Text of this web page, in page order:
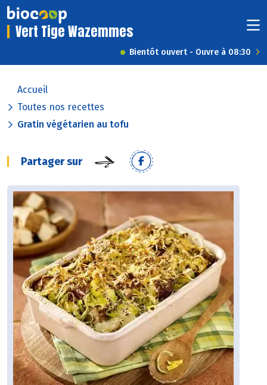
Vert Tige Wazemmes
Bientôt ouvert - Ouvre à 08:30
Accueil
Toutes nos recettes
Gratin végétarien au tofu
Partager sur